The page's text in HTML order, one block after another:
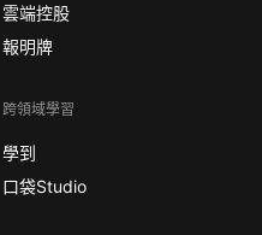
雲端控股
報明牌
跨領域學習
學到
口袋Studio